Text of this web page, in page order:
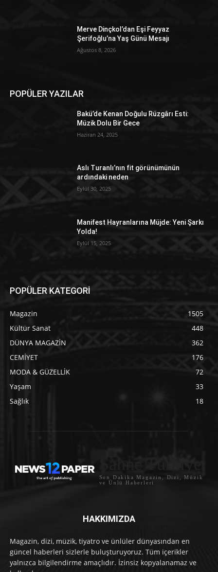
Merve Dinçkol’dan Eşi Feyyaz
Şerifoğlu’na Yaş Günü Mesajı
Ağustos 8, 2026
POPÜLER YAZILAR
Bakü’de Kenan Doğulu Rüzgârı Esti:
Müzik Dolu Bir Gece
Haziran 24, 2025
Aslı Turanlı’nın fit görünümünün
ardındaki neden
Eylül 30, 2025
Manifest Hayranlarına Müjde: Yeni Şarkı
Yolda!
Eylül 15, 2025
POPÜLER KATEGORİ
Magazin
1505
Kültür Sanat
448
DÜNYA MAGAZİN
362
CEMİYET
176
MODA & GÜZELLİK
72
Yaşam
33
Sağlık
18
Sahne Türkiye
Son Dakika Magazin, Dizi, Müzik
ve Ünlü Haberleri
HAKKIMIZDA
Magazin, dizi, müzik, tiyatro ve ünlüler dünyasından en
güncel haberleri sizlerle buluşturuyoruz. Tüm içerikler
yalnızca bilgilendirme amaçlıdır. İzinsiz kopyalanamaz ve